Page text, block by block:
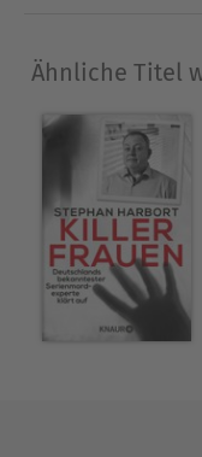
Ähnliche Titel